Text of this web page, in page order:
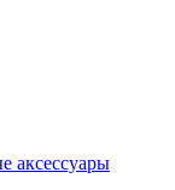
аксессуары